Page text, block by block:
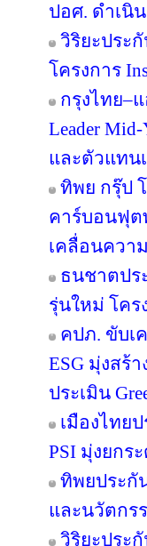
ปอศ. ดำเนิ
วิริยะประ
โครงการ
กรุงไทย–
Leader
และตัวแทน
ทิพย กรุ๊ป
คาร์บอนฟุต
เคลื่อนควา
ธนชาตปร
รุ่นใหม่ โคร
คปภ. ขับเ
ESG มุ่งสร้
ประเมิน
เมืองไทย
PSI มุ่งยกร
ทิพยประกั
และนวัตกร
วิริยะประ